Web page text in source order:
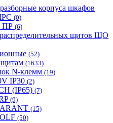
корпуса шкафов
(0)
ПР (6)
щитов ЩО
(52)
щитам (1633)
N-клемм (19)
IP30 (2)
(IP65) (7)
(9)
(15)
(50)